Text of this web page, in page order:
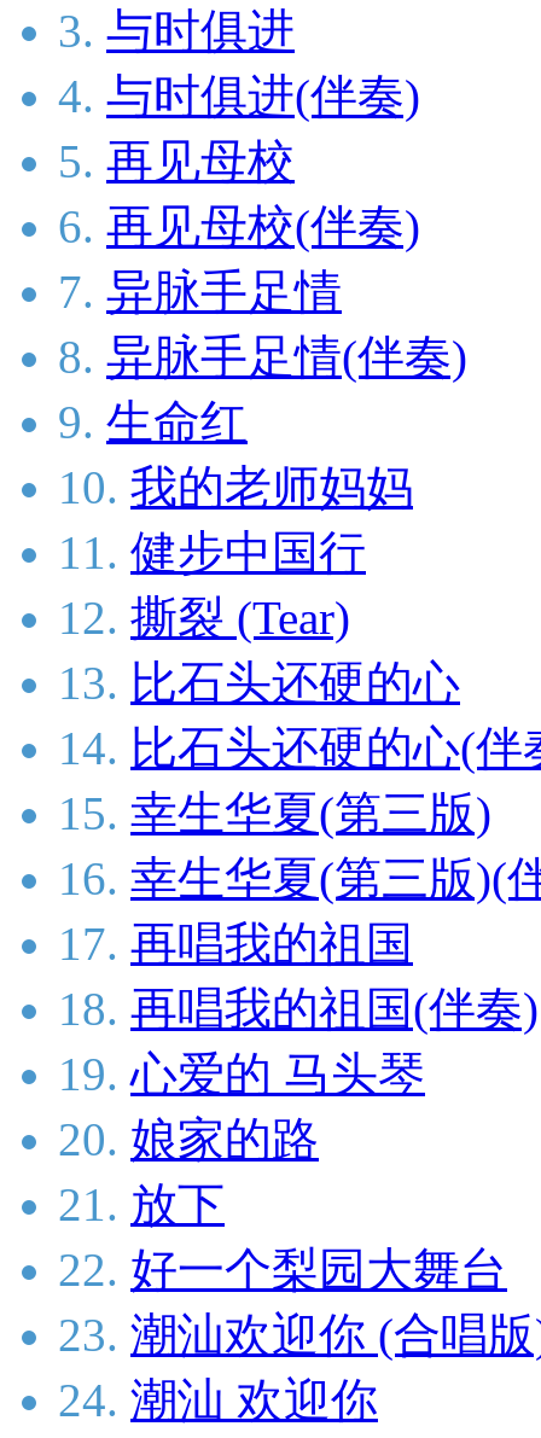
3. 与时俱进
4. 与时俱进(伴奏)
5. 再见母校
6. 再见母校(伴奏)
7. 异脉手足情
8. 异脉手足情(伴奏)
9. 生命红
10. 我的老师妈妈
11. 健步中国行
12. 撕裂 (Tear)
13. 比石头还硬的心
14. 比石头还硬的心(伴
15. 幸生华夏(第三版)
16. 幸生华夏(第三版)(
17. 再唱我的祖国
18. 再唱我的祖国(伴奏)
19. 心爱的 马头琴
20. 娘家的路
21. 放下
22. 好一个梨园大舞台
23. 潮汕欢迎你 (合唱
24. 潮汕 欢迎你